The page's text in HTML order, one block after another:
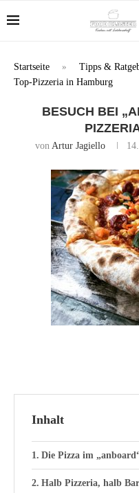
Startseite » Tipps &
Top-Pizzeria in Hamburg
BESUCH BEI
von Artur Jagiello
Inhalt
Die Pizza im
Halb Pizzeria, halb Bar